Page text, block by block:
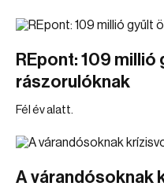
REpont: 109 millió
rászorulóknak
Fél év alatt.
A várandósoknak